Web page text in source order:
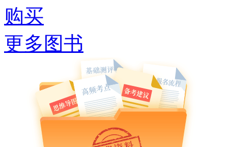
购买
更多图书